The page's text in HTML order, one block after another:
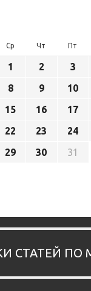
Ср Чт Пт
1 2 3
8 9 10
15 16 17
22 23 24
29 30 31
СТАТЕЙ ПО